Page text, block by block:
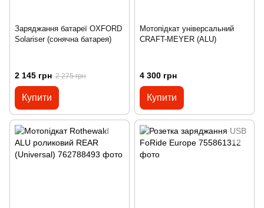
Заряджання батареї OXFORD
Solariser (сонячна батарея)
2 145 грн 2 275 грн
Купити
Мотопідкат універсальний
CRAFT-MEYER (ALU)
4 300 грн
Купити